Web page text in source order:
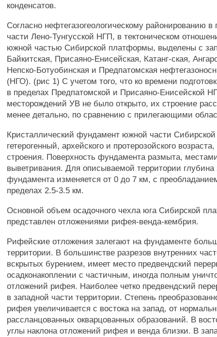
конденсатов.
Согласно нефтегазогеологическому районированию
части Лено-Тунгусской НГП, в тектоническом
южной частью Сибирской платформы, выделены с
Байкитская, Присаяно-Енисейская, Катанг-ская,
Непско-Ботуобинская и Предпатомская
(НГО). (рис 1) С учетом того, что ко времени
в пределах Предпатомской и Присаяно-Енисейской
месторождений УВ не было открыто, их строение
менее детально, по сравнению с прилегающими
Кристаллический фундамент южной части
гетерогенный, архейского и протерозойского возраста,
строения. Поверхность фундамента размыта,
выветривания. Для описываемой территории глубина
фундамента изменяется от 0 до 7 км, с
пределах 2.5-3.5 км.
Основной объем осадочного чехла юга Сибирской
представлен отложениями рифея-венда-кембрия.
Рифейские отложения залегают на фундаменте
территории. В большинстве разрезов внутренних
вскрытых бурением, имеет место предвендский
осадконакоплении с частичным, иногда полным
отложений рифея. Наиболее четко предвендский
в западной части территории. Степень
рифея увеличивается с востока на запад, от
рассланцованных окварцованных образований. В
углы наклона отложений рифея и венда близки. В